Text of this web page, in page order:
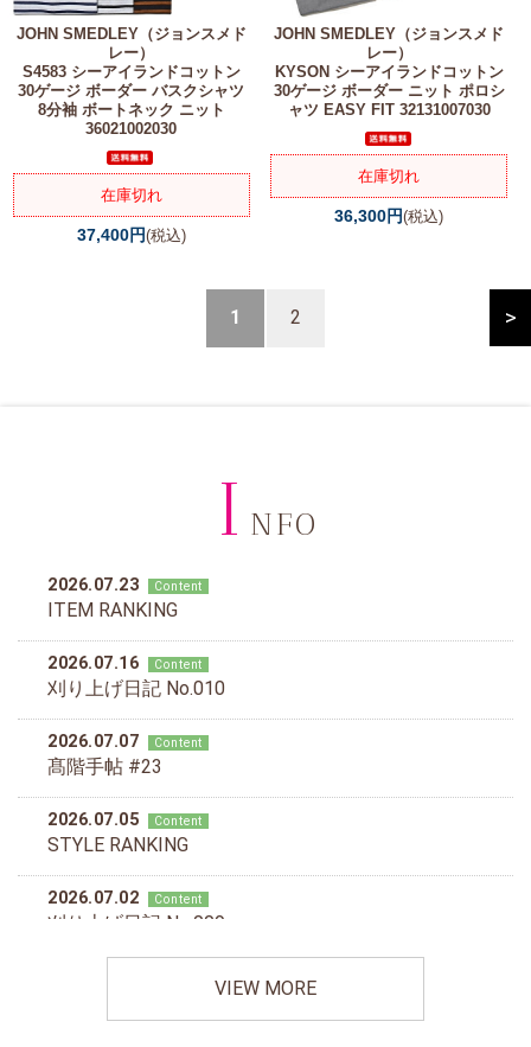
JOHN SMEDLEY（ジョンスメド
レー）
S4583 シーアイランドコットン
30ゲージ ボーダー バスクシャツ
8分袖 ボートネック ニット
36021002030
在庫切れ
37,400円(税込)
JOHN SMEDLEY（ジョンスメド
レー）
KYSON シーアイランドコットン
30ゲージ ボーダー ニット ポロシ
ャツ EASY FIT 32131007030
在庫切れ
36,300円(税込)
>
1 2
I NFO
VIEW MORE